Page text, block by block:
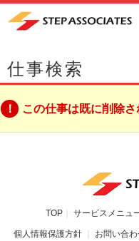
仕事検索
この仕事は既に削除さ
TOP サービスメニュ
個人情報保護方針 お問い合わ